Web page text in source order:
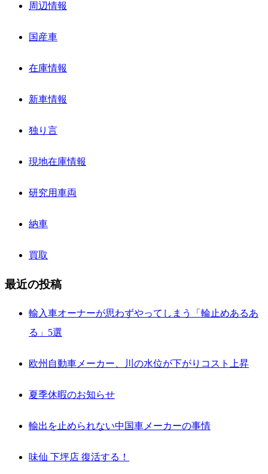
周辺情報
国産車
在庫情報
新車情報
独り言
現地在庫情報
研究用車両
納車
買取
最近の投稿
輸入車オーナーが思わずやってしまう「輪止めあるあ
る」5選
欧州自動車メーカー、川の水位が下がりコスト上昇
夏季休暇のお知らせ
輸出を止められない中国車メーカーの事情
味仙 下坪店 復活する！